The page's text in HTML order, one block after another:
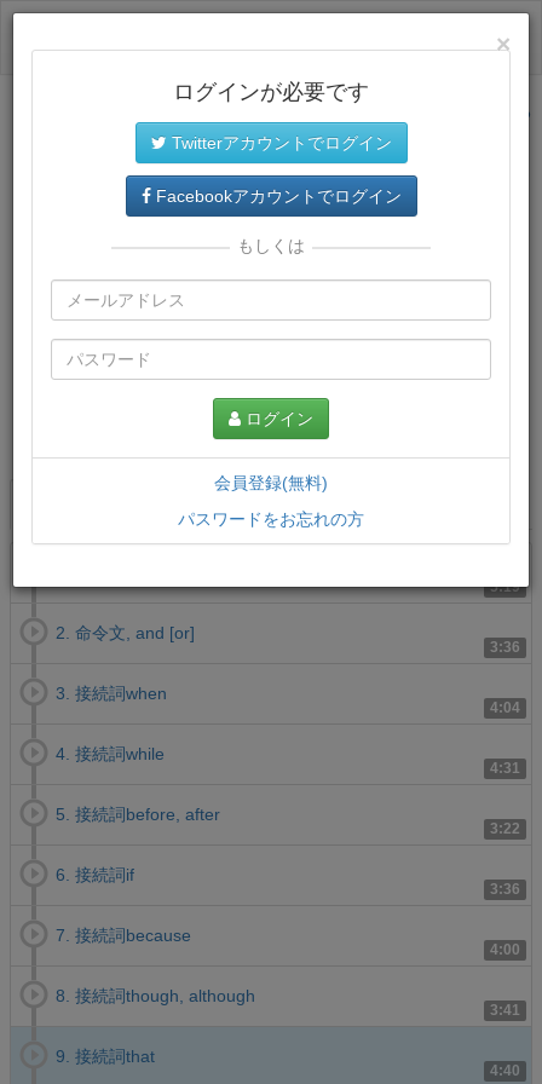
サイトトップに戻る
5:19
3:36
2. 命令文, and [or]
4:04
3. 接続詞when
4:31
4. 接続詞while
3:22
5. 接続詞before, after
3:36
6. 接続詞if
4:00
7. 接続詞because
3:41
8. 接続詞though, although
4:40
9. 接続詞that
×
ログインが必要です
Twitterアカウントでログイン
Facebookアカウントでログイン
もしくは
ログイン
会員登録(無料)
パスワードをお忘れの方